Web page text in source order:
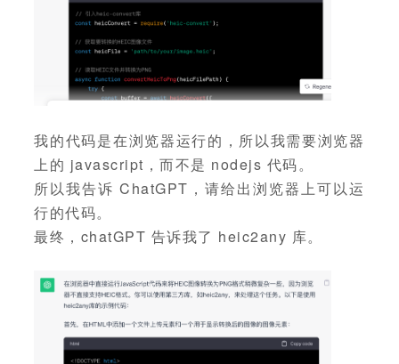
我的代码是在浏览器运行的，所以我需要浏览器
上的 javascript，而不是 nodejs 代码。
所以我告诉 ChatGPT，请给出浏览器上可以运
行的代码。
最终，chatGPT 告诉我了 heic2any 库。